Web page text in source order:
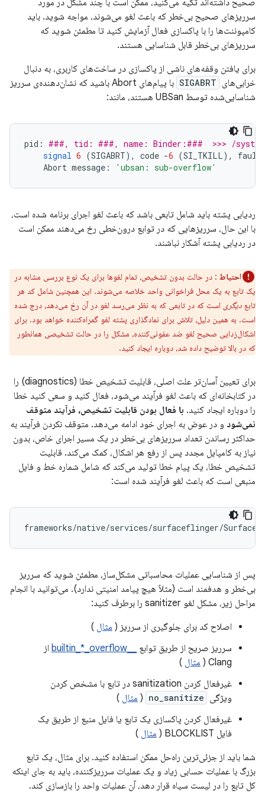
صحیح داشته‌اند تکیه می‌کنید، ممکن است با چند مشکل در مورد
سرریزهای صحیح بی‌خطر که باعث لغو می‌شوند، مواجه شوید. باید
کامپوننت‌ها را با پاکسازی فعال آزمایش کنید تا مطمئن شوید که
سرریزهای بی‌خطر قابل شناسایی هستند.
برای یافتن وقفه‌های ناشی از پاکسازی در ساخت‌های کاربری، به دنبال
خرابی‌های SIGABRT
با پیام‌های Abort باشید که نشان‌دهنده‌ی سرریز
شناسایی‌شده توسط UBSan هستند، مانند:
pid : ###, tid: ###, name: Binder:###  >>> /
signal 6 (SIGABRT), code -6 (SI_TKILL),
fault
Abort message : 'ubsan: sub-overflow'
ردیابی پشته باید شامل تابعی باشد که باعث لغو اجرای برنامه شده است،
با این حال، سرریزهایی که در توابع درون‌خطی رخ می‌دهند ممکن است
در ردیابی پشته آشکار نباشند.
احتیاط : در حالت بدون تشخیص، تمام لغوها برای یک نوع بررسی مشابه در
یک تابع به یک محل فراخوانی واحد خلاصه می‌شوند. این همچنین شامل کد هر
تابع دیگری است که در تابعی که به نظر می‌رسد لغو در آن رخ می‌دهد، درج شده
است. به همین دلیل، تلاش برای نمادگذاری پشته لغو گمراه‌کننده خواهد بود. برای
اشکال‌زدایی صحیح لغو ضد عفونی‌کننده، مشکل را در حالت تشخیصی همانطور
که در بالا توضیح داده شد، دوباره ایجاد کنید.
برای تعیین آسان‌تر علت اصلی، قابلیت تشخیص خطا (diagnostics) را
در کتابخانه‌ای که باعث لغو فرآیند می‌شود، فعال کنید و سعی کنید خطا
را دوباره ایجاد کنید. با فعال بودن قابلیت تشخیص، فرآیند متوقف
نمی‌شود و در عوض به اجرای خود ادامه می‌دهد. متوقف نکردن فرآیند به
حداکثر رساندن تعداد سرریزهای بی‌خطر در یک مسیر اجرای خاص، بدون
نیاز به کامپایل مجدد پس از رفع هر اشکال، کمک می‌کند. قابلیت
تشخیص خطا، یک پیام خطا تولید می‌کند که شامل شماره خط و فایل
منبعی است که باعث لغو فرآیند شده است:
frameworks/native/services/surfaceflinger/
پس از شناسایی عملیات محاسباتی مشکل‌ساز، مطمئن شوید که سرریز
بی‌خطر و هدفمند است (مثلاً هیچ پیامد امنیتی ندارد). می‌توانید با انجام
مراحل زیر، مشکل لغو sanitizer را برطرف کنید:
اصلاح کد برای جلوگیری از سرریز ( مثال )
سرریز صریح از طریق توابع
از
Clang (
مثال )
غیرفعال کردن sanitization در تابع با مشخص کردن
ویژگی no_sanitize
( مثال )
غیرفعال کردن پاکسازی یک تابع یا فایل منبع از طریق یک
فایل BLOCKLIST (
مثال )
شما باید از جزئی‌ترین راه‌حل ممکن استفاده کنید. برای مثال، یک تابع
بزرگ با عملیات حسابی زیاد و یک عملیات سرریزکننده، باید به جای اینکه
کل تابع را در لیست سیاه قرار دهد، آن عملیات واحد را بازسازی کند.